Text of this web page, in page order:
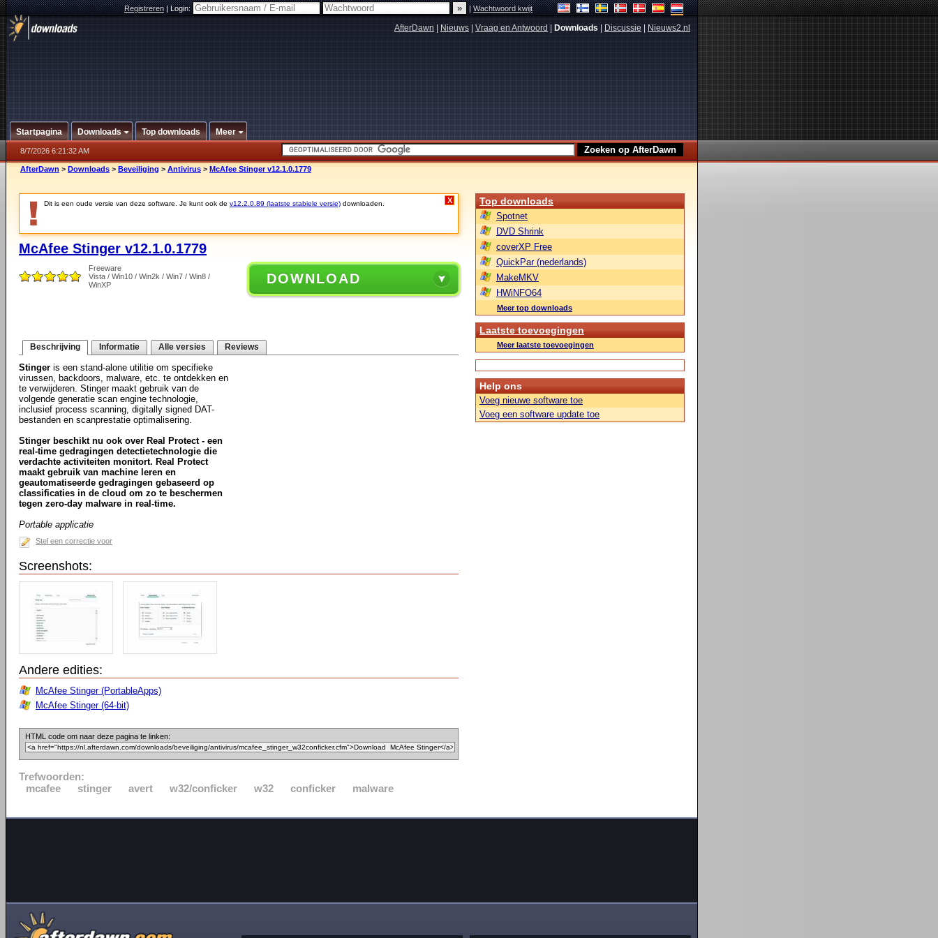
Registreren|Login: |Wachtwoord kwijt
AfterDawn Nieuws Vraag en Antwoord Downloads Discussie Nieuws2.nl
Startpagina Downloads Top downloads Meer
8/7/2026 6:21:32 AM
AfterDawn > Downloads > Beveiliging > Antivirus > McAfee Stinger v12.1.0.1779
Dit is een oude versie van deze software. Je kunt ook de v12.2.0.89 (laatste stabiele versie) downloaden. X
McAfee Stinger v12.1.0.1779
Freeware
Vista / Win10 / Win2k / Win7 / Win8 /
WinXP
DOWNLOAD
Beschrijving Informatie Alle versies Reviews
Stinger is een stand-alone utilitie om specifieke
virussen, backdoors, malware, etc. te ontdekken en
te verwijderen. Stinger maakt gebruik van de
volgende generatie scan engine technologie,
inclusief process scanning, digitally signed DAT-
bestanden en scanprestatie optimalisering.
Stinger beschikt nu ook over Real Protect - een
real-time gedragingen detectietechnologie die
verdachte activiteiten monitort. Real Protect
maakt gebruik van machine leren en
geautomatiseerde gedragingen gebaseerd op
classificaties in de cloud om zo te beschermen
tegen zero-day malware in real-time.
Portable applicatie
Stel een correctie voor
Screenshots:
Andere edities:
McAfee Stinger (PortableApps)
McAfee Stinger (64-bit)
HTML code om naar deze pagina te linken:
Trefwoorden:
mcafee
stinger avert w32/conficker w32 conficker malware
Top downloads
Spotnet
DVD Shrink
coverXP Free
QuickPar (nederlands)
MakeMKV
HWiNFO64
Meer top downloads
Laatste toevoegingen
Meer laatste toevoegingen
Help ons
Voeg nieuwe software toe
Voeg een software update toe